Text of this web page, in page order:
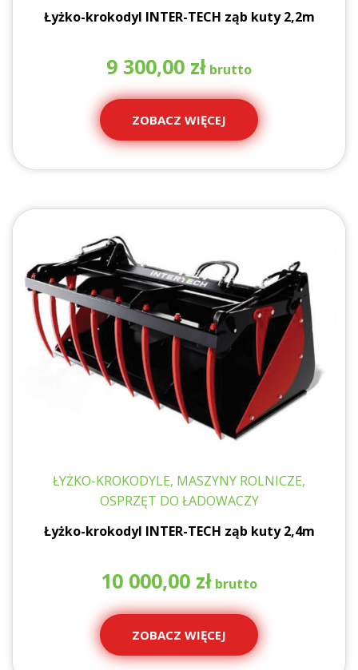
Łyżko-krokodyl INTER-TECH ząb kuty 2,2m
9 300,00 zł
ZOBACZ WIĘCEJ
ŁYŻKO-KROKODYLE, MASZYNY ROLNICZE,
OSPRZĘT DO ŁADOWACZY
Łyżko-krokodyl INTER-TECH ząb kuty 2,4m
10 000,00 zł
ZOBACZ WIĘCEJ